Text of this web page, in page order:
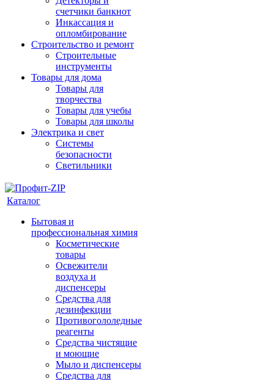
счетчики банкнот
Инкассация и
опломбирование
Строительство и ремонт
Строительные
инструменты
Товары для дома
Товары для
творчества
Товары для учебы
Товары для школы
Электрика и свет
Системы
безопасности
Светильники
Каталог
Бытовая и
профессиональная химия
Косметические
товары
Освежители
воздуха и
диспенсеры
Средства для
дезинфекции
Противогололедные
реагенты
Средства чистящие
и моющие
Мыло и диспенсеры
Средства для